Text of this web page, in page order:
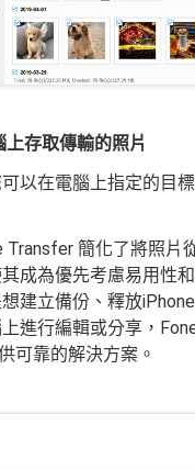
存取傳輸的照片
以在電腦上指定的目
Transfer 簡化了將照片
成為優先考慮易用性
建立備份、釋放
進行編輯或分享，
可靠的解決方案。